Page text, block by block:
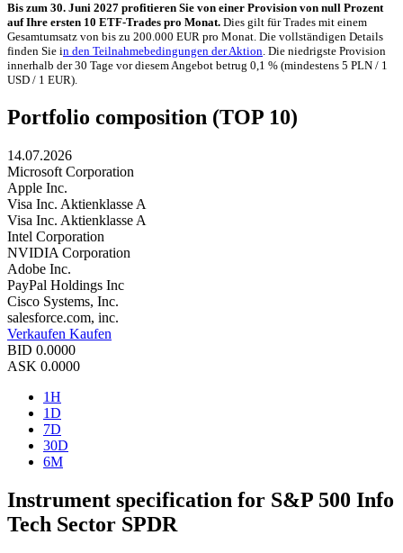
Bis zum 30. Juni 2027 profitieren Sie von einer Provision von null Prozent
auf Ihre ersten 10 ETF-Trades pro Monat. Dies gilt für Trades mit einem
Gesamtumsatz von bis zu 200.000 EUR pro Monat. Die vollständigen Details
finden Sie in den Teilnahmebedingungen der Aktion. Die niedrigste Provision
innerhalb der 30 Tage vor diesem Angebot betrug 0,1 % (mindestens 5 PLN / 1
USD / 1 EUR).
Portfolio composition (TOP 10)
14.07.2026
Microsoft Corporation
Apple Inc.
Visa Inc. Aktienklasse A
Visa Inc. Aktienklasse A
Intel Corporation
NVIDIA Corporation
Adobe Inc.
PayPal Holdings Inc
Cisco Systems, Inc.
salesforce.com, inc.
Verkaufen Kaufen
BID 0.0000
ASK 0.0000
1H
1D
7D
30D
6M
Instrument specification for S&P 500 Info
Tech Sector SPDR